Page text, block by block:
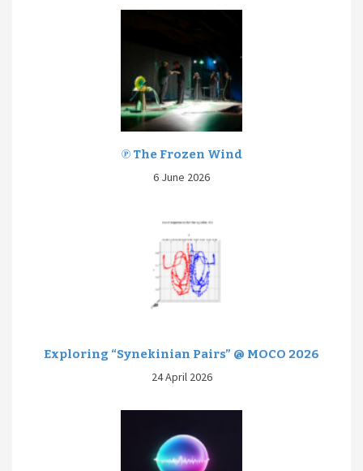
℗ The Frozen Wind
6 June 2026
Exploring “Synekinian Pairs” @ MOCO 2026
24 April 2026